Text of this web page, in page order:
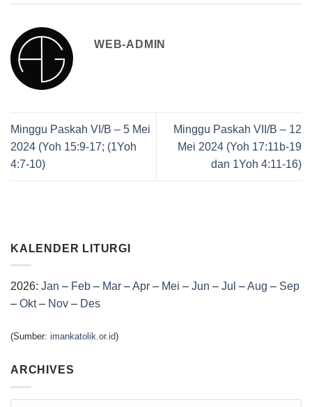
KALENDER LITURGI
2026: Jan – Feb – Mar –Apr – Mei – Jun – Jul –Aug – Sep
– Okt– Nov – Des
(Sumber: imankatolik.or.id)
ARCHIVES
WEB-ADMIN
Minggu Paskah VI/B – 5 Mei
2024 (Yoh 15:9-17; (1Yoh
4:7-10)
Minggu Paskah VII/B – 12
Mei 2024 (Yoh 17:11b-19
dan 1Yoh 4:11-16)